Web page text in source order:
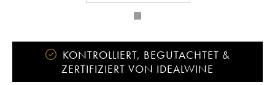
KONTROLLIERT, BEGUTACHTET &
ZERTIFIZIERT VON IDEALWINE